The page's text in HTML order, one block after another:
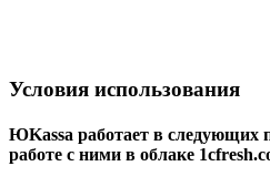
Условия использования
ЮKassa работает в следующих
работе с ними в облаке